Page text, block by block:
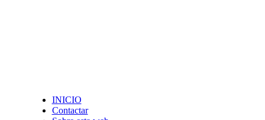
INICIO
Contactar